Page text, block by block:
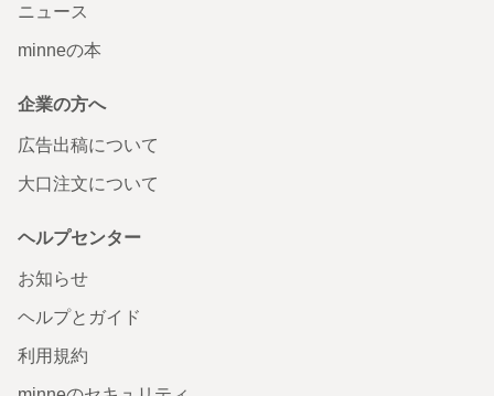
ニュース
minneの本
企業の方へ
広告出稿について
大口注文について
ヘルプセンター
お知らせ
ヘルプとガイド
利用規約